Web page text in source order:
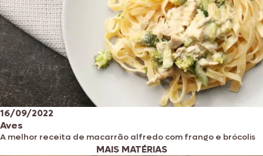
16/09/2022
Aves
A melhor receita de macarrão alfredo com frango e brócolis
MAIS MATÉRIAS